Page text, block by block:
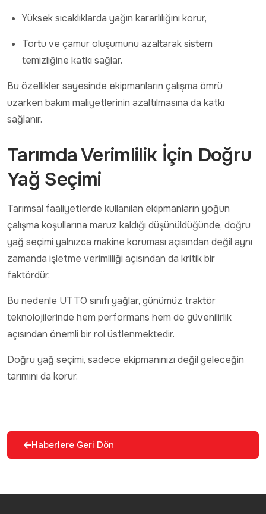
Yüksek sıcaklıklarda yağın kararlılığını korur,
Tortu ve çamur oluşumunu azaltarak sistem
temizliğine katkı sağlar.
Bu özellikler sayesinde ekipmanların çalışma ömrü
uzarken bakım maliyetlerinin azaltılmasına da katkı
sağlanır.
Tarımda Verimlilik İçin Doğru
Yağ Seçimi
Tarımsal faaliyetlerde kullanılan ekipmanların yoğun
çalışma koşullarına maruz kaldığı düşünüldüğünde, doğru
yağ seçimi yalnızca makine koruması açısından değil aynı
zamanda işletme verimliliği açısından da kritik bir
faktördür.
Bu nedenle UTTO sınıfı yağlar, günümüz traktör
teknolojilerinde hem performans hem de güvenilirlik
açısından önemli bir rol üstlenmektedir.
Doğru yağ seçimi, sadece ekipmanınızı değil geleceğin
tarımını da korur.
Haberlere Geri Dön